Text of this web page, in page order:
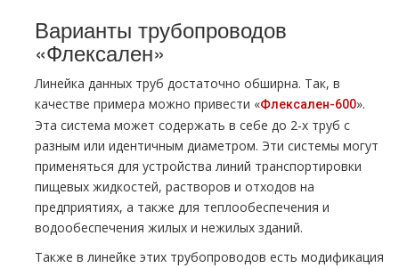
Варианты трубопроводов
«Флексален»
Линейка данных труб достаточно обширна. Так, в
качестве примера можно привести «Флексален-600».
Эта система может содержать в себе до 2-х труб с
разным или идентичным диаметром. Эти системы могут
применяться для устройства линий транспортировки
пищевых жидкостей, растворов и отходов на
предприятиях, а также для теплообеспечения и
водообеспечения жилых и нежилых зданий.
Также в линейке этих трубопроводов есть модификация